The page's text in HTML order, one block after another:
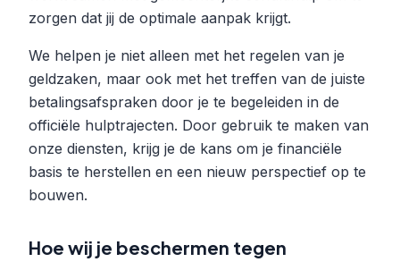
zorgen dat jij de optimale aanpak krijgt.
We helpen je niet alleen met het regelen van je
geldzaken, maar ook met het treffen van de juiste
betalingsafspraken door je te begeleiden in de
officiële hulptrajecten. Door gebruik te maken van
onze diensten, krijg je de kans om je financiële
basis te herstellen en een nieuw perspectief op te
bouwen.
Hoe wij je beschermen tegen